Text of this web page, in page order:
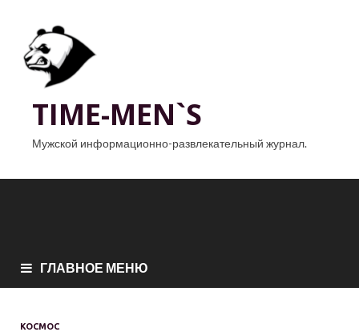
TIME-MEN`S
Мужской информационно-развлекательный журнал.
ГЛАВНОЕ МЕНЮ
КОСМОС